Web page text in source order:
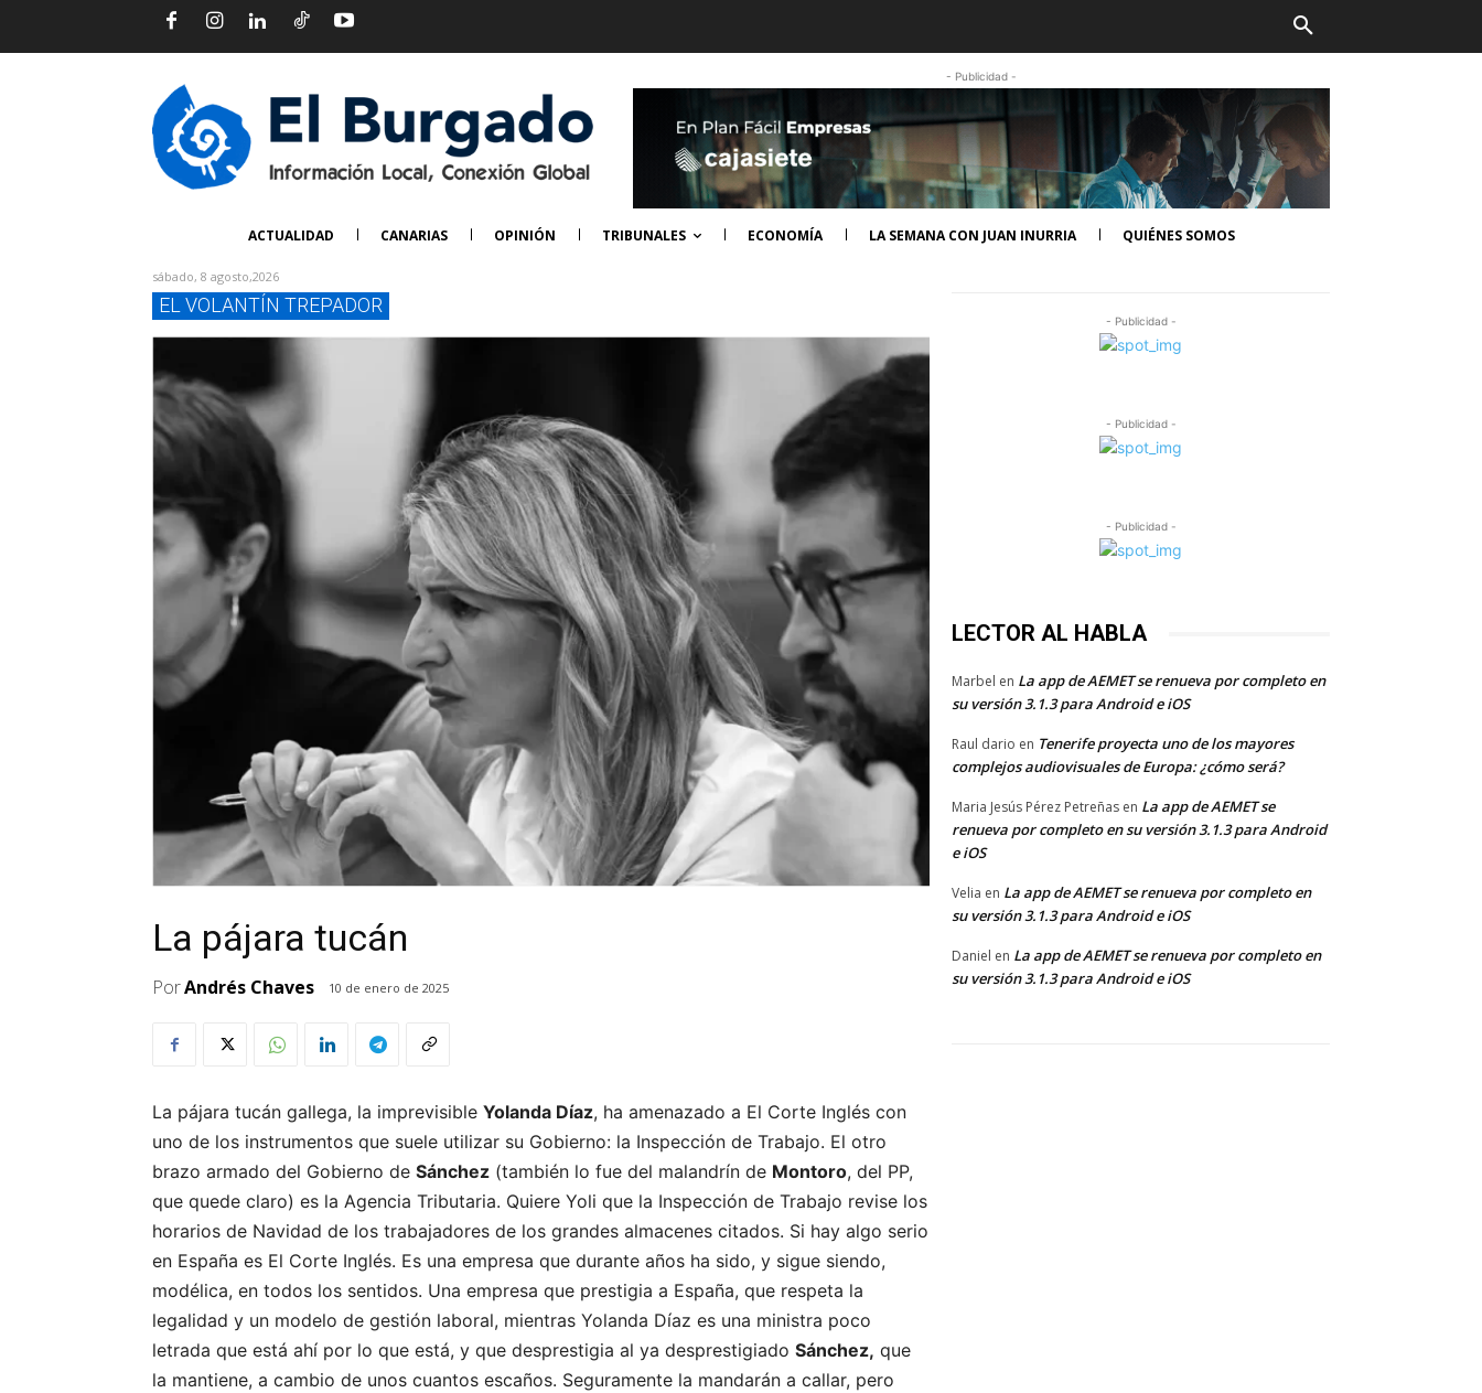
- Publicidad -
ACTUALIDAD CANARIAS OPINIÓN TRIBUNALES ECONOMÍA LA SEMANA CON JUAN INURRIA QUIÉNES SOMOS
sábado, 8 agosto,2026
EL VOLANTÍN TREPADOR
La pájara tucán
PorAndrés Chaves 10 de enero de 2025
La pájara tucán gallega, la imprevisible Yolanda Díaz, ha amenazado a El Corte Inglés con
uno de los instrumentos que suele utilizar su Gobierno: la Inspección de Trabajo. El otro
brazo armado del Gobierno de Sánchez (también lo fue del malandrín de Montoro, del PP,
que quede claro) es la Agencia Tributaria. Quiere Yoli que la Inspección de Trabajo revise los
horarios de Navidad de los trabajadores de los grandes almacenes citados. Si hay algo serio
en España es El Corte Inglés. Es una empresa que durante años ha sido, y sigue siendo,
modélica, en todos los sentidos. Una empresa que prestigia a España, que respeta la
legalidad y un modelo de gestión laboral, mientras Yolanda Díaz es una ministra poco
letrada que está ahí por lo que está, y que desprestigia al ya desprestigiado Sánchez, que
la mantiene, a cambio de unos cuantos escaños. Seguramente la mandarán a callar, pero
- Publicidad -
- Publicidad -
- Publicidad -
LECTOR AL HABLA
Marbel en La app de AEMET se renueva por completo en
su versión 3.1.3 para Android e iOS
Raul dario en Tenerife proyecta uno de los mayores
complejos audiovisuales de Europa: ¿cómo será?
Maria Jesús Pérez Petreñas en La app de AEMET se
renueva por completo en su versión 3.1.3 para Android
e iOS
Velia en La app de AEMET se renueva por completo en
su versión 3.1.3 para Android e iOS
Daniel en La app de AEMET se renueva por completo en
su versión 3.1.3 para Android e iOS